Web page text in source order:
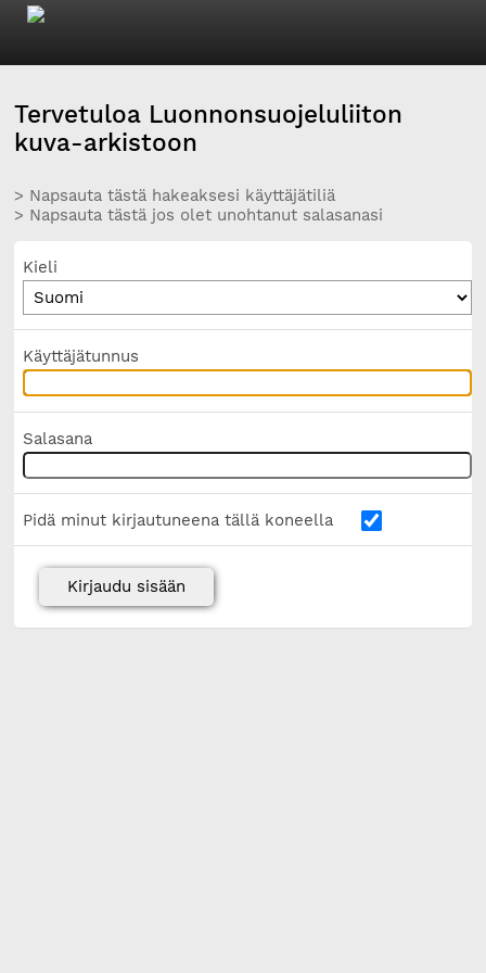
Tervetuloa Luonnonsuojeluliiton
kuva-arkistoon
> Napsauta tästä hakeaksesi käyttäjätiliä
> Napsauta tästä jos olet unohtanut salasanasi
Kieli
Käyttäjätunnus
Salasana
Pidä minut kirjautuneena tällä koneella